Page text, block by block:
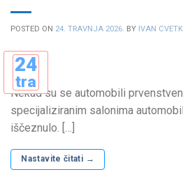
POSTED ON 24. TRAVNJA 2026. BY IVAN
24
tra
Nekad su se automobili
specijaliziranim salonima
iščeznulo. […]
Nastavite čitati →